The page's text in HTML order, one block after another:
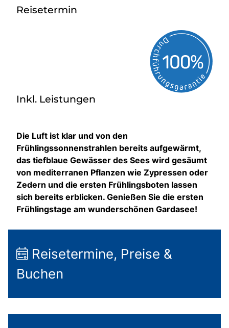
Reisetermin
Inkl. Leistungen
Die Luft ist klar und von den
Frühlingssonnenstrahlen bereits aufgewärmt,
das tiefblaue Gewässer des Sees wird gesäumt
von mediterranen Pflanzen wie Zypressen oder
Zedern und die ersten Frühlingsboten lassen
sich bereits erblicken. Genießen Sie die ersten
Frühlingstage am wunderschönen Gardasee!
Reisetermine, Preise &
Buchen